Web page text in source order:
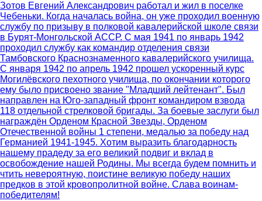
Зотов Евгений Александрович работал и жил в поселке
Чебеньки. Когда началась война, он уже проходил военную
службу по призыву в полковой кавалерийской школе связи
в Бурят-Монгольской АССР. С мая 1941 по январь 1942
проходил службу как командир отделения связи
Тамбовского Краснознаменного кавалерийского училища.
С января 1942 по апрель 1942 прошел ускоренный курс
Могилёвского пехотного училища, по окончании которого
ему было присвоено звание "Младший лейтенант". Был
направлен на Юго-западный фронт командиром взвода
118 отдельной стрелковой бригады. За боевые заслуги был
награждён Орденом Красной Звезды, Орденом
Отечественной войны 1 степени, медалью за победу над
Германией 1941-1945. Хотим выразить благодарность
нашему прадеду за его великий подвиг и вклад в
освобождение нашей Родины. Мы всегда будем помнить и
чтить невероятную, поистине великую победу наших
предков в этой кровопролитной войне. Слава воинам-
победителям!